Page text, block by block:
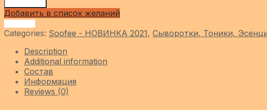
Добавить в список желаний
Categories: Soofee - НОВИНКА 2021, Сыворотки, Тоники,
Description
Additional information
Состав
Информация
Reviews (0)